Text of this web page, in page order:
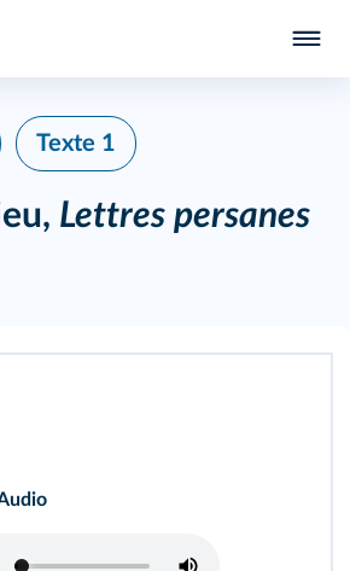
Texte 1
Lettres persanes